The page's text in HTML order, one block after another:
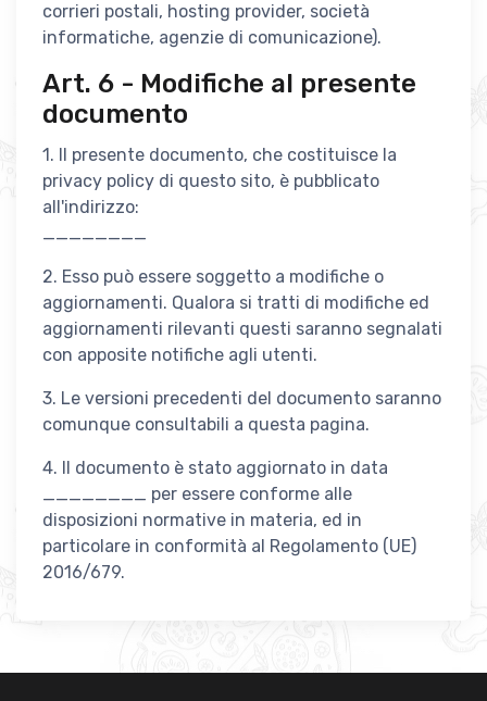
corrieri postali, hosting provider, società
informatiche, agenzie di comunicazione).
Art. 6 - Modifiche al presente
documento
1. Il presente documento, che costituisce la
privacy policy di questo sito, è pubblicato
all'indirizzo:
________
2. Esso può essere soggetto a modifiche o
aggiornamenti. Qualora si tratti di modifiche ed
aggiornamenti rilevanti questi saranno segnalati
con apposite notifiche agli utenti.
3. Le versioni precedenti del documento saranno
comunque consultabili a questa pagina.
4. Il documento è stato aggiornato in data
________ per essere conforme alle
disposizioni normative in materia, ed in
particolare in conformità al Regolamento (UE)
2016/679.